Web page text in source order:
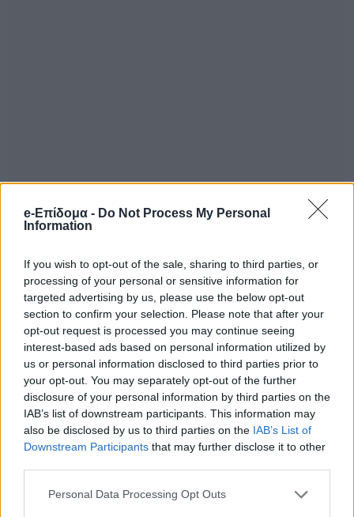
e-Επίδομα - Do Not Process My Personal
Information
If you wish to opt-out of the sale, sharing to third parties, or
processing of your personal or sensitive information for
targeted advertising by us, please use the below opt-out
section to confirm your selection. Please note that after your
opt-out request is processed you may continue seeing
interest-based ads based on personal information utilized by
us or personal information disclosed to third parties prior to
your opt-out. You may separately opt-out of the further
disclosure of your personal information by third parties on the
IAB’s list of downstream participants. This information may
also be disclosed by us to third parties on the IAB’s List of
Downstream Participants that may further disclose it to other
Personal Data Processing Opt Outs
Παράλληλα, σε επίπεδο προνοιακών
παροχών προβλέπονται πρόσθετες
ενισχύσεις που μπορούν να διαμορφώσουν
το συνολικό ποσό έως και στα 380 ευρώ
μηνιαίως, ανάλογα με την περίπτωση και
τα χαρακτηριστικά του δικαιούχου.
Προτεινόμενο Άρθρο
Πήγε στην δουλειά του και
δεν γύρισε ποτέ: Οδηγός